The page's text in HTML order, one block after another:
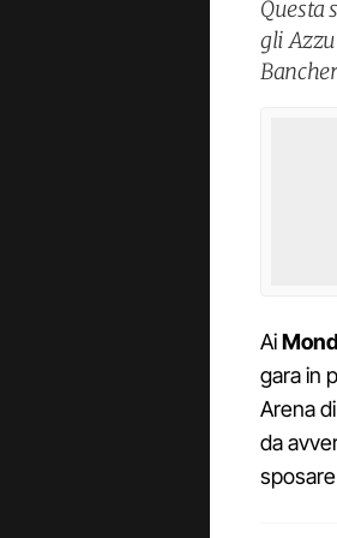
Questa
gli
Ai
gara in
Arena
da